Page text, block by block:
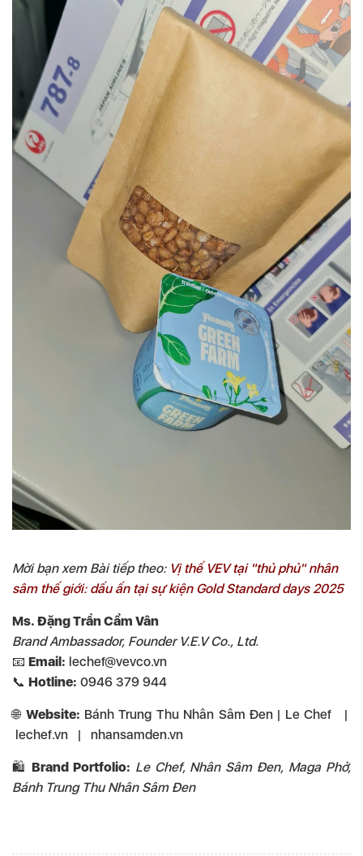
Mời bạn xem Bài tiếp theo: Vị thế VEV tại "thủ phủ" nhân
sâm thế giới: dấu ấn tại sự kiện Gold Standard days 2025
Ms. Đặng Trần Cẩm Vân
Brand Ambassador, Founder V.E.V Co., Ltd.
📧 Email: lechef@vevco.vn
📞 Hotline: 0946 379 944
🌐 Website: Bánh Trung Thu Nhân Sâm Đen | Le Chef|
lechef.vn | nhansamden.vn
🛍️ Brand Portfolio: Le Chef, Nhân Sâm Đen, Maga Phở,
Bánh Trung Thu Nhân Sâm Đen